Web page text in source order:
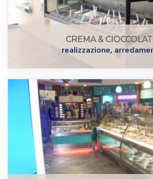
CREMA &
realizzazione,